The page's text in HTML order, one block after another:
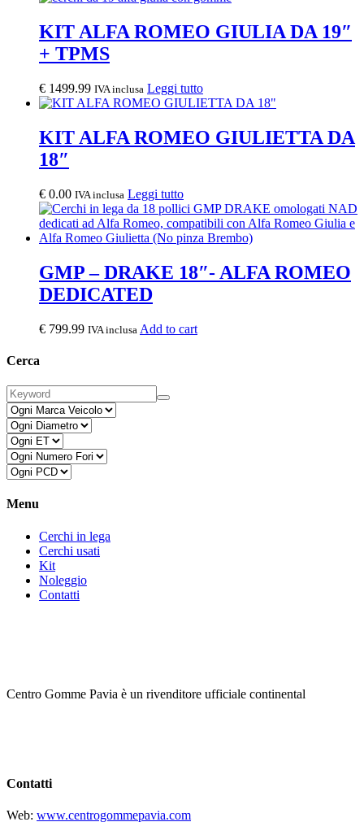
KIT ALFA ROMEO GIULIA DA 19″
+ TPMS
€ 1499.99 IVA inclusa Leggi tutto
KIT ALFA ROMEO GIULIETTA DA
18″
€ 0.00 IVA inclusa Leggi tutto
GMP – DRAKE 18″- ALFA ROMEO
DEDICATED
€ 799.99 IVA inclusa Add to cart
Cerca
Menu
Cerchi in lega
Cerchi usati
Kit
Noleggio
Contatti
Centro Gomme Pavia è un rivenditore ufficiale continental
Contatti
Web: www.centrogommepavia.com